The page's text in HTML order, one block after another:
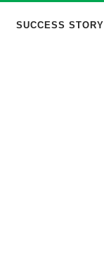
SUCCESS STORY